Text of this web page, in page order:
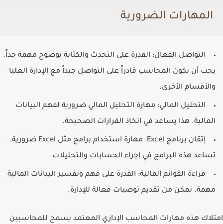
المهارات الضرورية
التواصل الفعال: القدرة على التحدث والكتابة بوضوح مهمة جداً.
يجب أن يكون المحاسب قادراً على التواصل جيداً مع الإدارة العليا
والأقسام الأخرى.
التحليل المالي: مهارة التحليل المالي ضرورية لفهم البيانات
المالية. هذا يساعد في اتخاذ القرارات الصحيحة.
إتقان برنامج Excel
: مهارة استخدام برامج مثل Excel ضرورية.
تساعد هذه البرامج في إجراء الحسابات والتحليلات.
قراءة القوائم المالية: القدرة على فهم وتفسير البيانات المالية
مهمة. تمكن من تقديم توصيات فعالة للإدارة.
امتلاك هذه مهارات المحاسب الإداري المعتمد يسمح للمحاسبين